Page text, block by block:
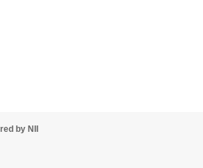
by NII